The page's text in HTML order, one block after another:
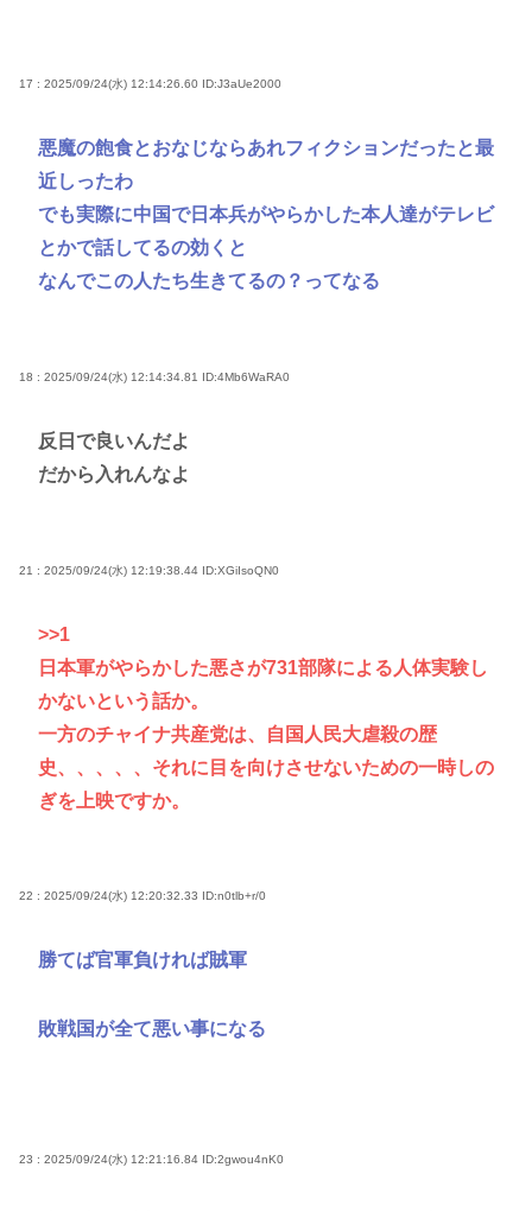
17 : 2025/09/24(水) 12:14:26.60 ID:J3aUe2000
悪魔の飽食とおなじならあれフィクションだったと最
近しったわ
でも実際に中国で日本兵がやらかした本人達がテレビ
とかで話してるの効くと
なんでこの人たち生きてるの？ってなる
18 : 2025/09/24(水) 12:14:34.81 ID:4Mb6WaRA0
反日で良いんだよ
だから入れんなよ
21 : 2025/09/24(水) 12:19:38.44 ID:XGiIsoQN0
>>1
日本軍がやらかした悪さが731部隊による人体実験し
かないという話か。
一方のチャイナ共産党は、自国人民大虐殺の歴
史、、、、、それに目を向けさせないための一時しの
ぎを上映ですか。
22 : 2025/09/24(水) 12:20:32.33 ID:n0tlb+r/0
勝てば官軍負ければ賊軍
敗戦国が全て悪い事になる
23 : 2025/09/24(水) 12:21:16.84 ID:2gwou4nK0